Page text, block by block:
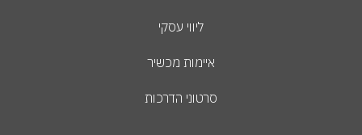
ליווי עסקי
איימות מכשיר
סרטוני הדרכות